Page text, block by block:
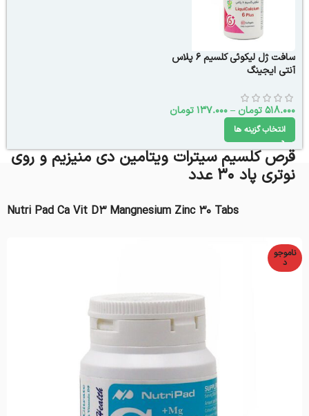
سافت ژل لیکوئی کلسیم 6 پلاس
آنتی ایجینگ
518.000تومان –
137.000تومان
انتخاب گزینه ها
قرص کلسیم سیترات ویتامین دی منیزیم و روی
نوتری پاد 30 عدد
Nutri Pad Ca Vit D3 Mangnesium Zinc 30 Tabs
ناموجو
د